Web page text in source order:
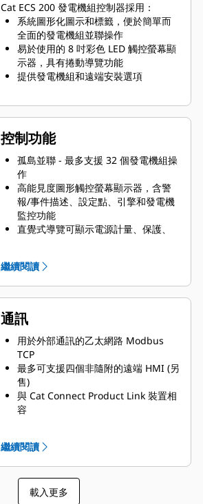
Cat ECS 200 發電機組控制器採用：
系統圖形化圖示和標籤，便於簡單而
全面的發電機組並聯操作
易於使用的 8 吋彩色 LED 觸控螢幕顯
示器，具有捲動導覽功能
提供發電機組和遠端安裝選項
控制功能
孤島並聯 - 最多支援 32 個發電機組操
作
高能見度圖形觸控螢幕顯示器，含警
報/事件描述、設定點、引擎和發電機
監控功能
直覺式導覽可顯示電源計量、保護、
提供三種可編程安全層級
多語言支援
繼續閱讀
通訊
用於外部通訊的乙太網路 Modbus
TCP
最多可支援四個非隨附的遠端 HMI (另
售)
與 Cat Connect Product Link 裝置相
容
繼續閱讀
載入更多